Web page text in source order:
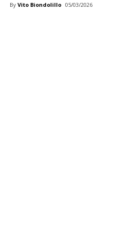
By Vito Biondolillo 05/03/2026